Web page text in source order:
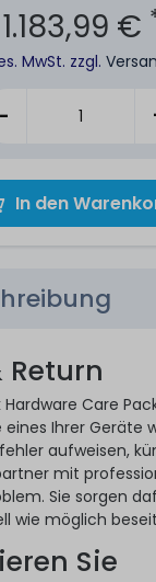
1.183,99 €
MwSt. zzgl.
-
In den
Return
Care
Ihrer Geräte
aufweisen,
mit
Sie sorgen
wie möglich
Sie